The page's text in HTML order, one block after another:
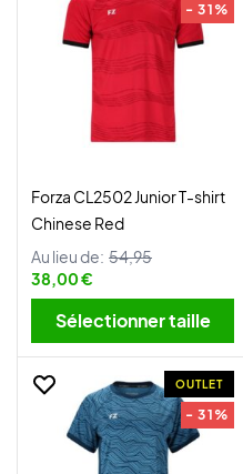
- 31%
Forza CL2502 Junior T-shirt
Chinese Red
Au lieu de: 54,95
38,00 €
Sélectionner taille
OUTLET
- 31%